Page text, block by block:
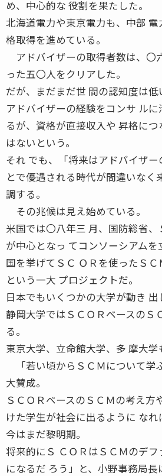
め、中心的な 役割を果たした。
北海道電力や東京電力も、中部
格取得を進めている。
アドバイザーの取得者数は、〇
った五〇人をクリアした。
だが、まだまだ世 間の認知度は低
アドバイザーの経験をコンサ ル
るが、資格が直接収入や 昇格に
はないという。
それ でも、「将来はアドバイザ
とで優遇される時代が間違いなく
調する。
その兆候は見え始めている。
米国では〇八年三 月、国防総省
が中心となっ てコンソーシアムを
国を挙げてＳＣ ＯＲを使ったＳ
という一大 プロジェクトだ。
日本でもいくつかの大学が動き 出
静岡大学ではＳＣＯＲベースのＳ
る。
東京大学、立命館大学、多 摩大学
「若い頃からＳＣＭについて学
大賛成。
ＳＣＯＲベースのＳＣＭの考え方
けた学生が社会に出るように なれ
今はまだ黎明期。
将来的にＳ ＣＯＲはＳＣＭのデ
になるだ ろう」と、小野事務局長